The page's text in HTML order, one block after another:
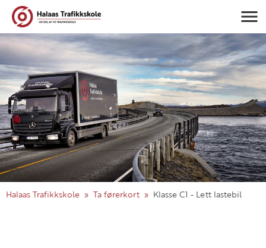
Halaas Trafikkskole Ta førerkort Klasse C1 - Lett lastebil